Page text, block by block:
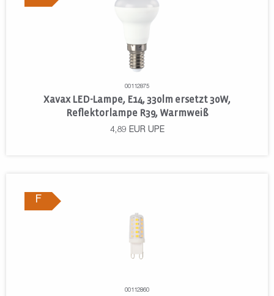
00112875
Xavax LED-Lampe, E14, 330lm ersetzt 30W,
Reflektorlampe R39, Warmweiß
4,89 EUR UPE
F
00112860